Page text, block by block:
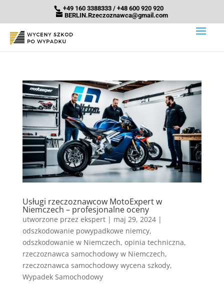
+49 160 3388333 / +48 600 920 920
BERLIN.Rzeczoznawca@gmail.com
Usługi rzeczoznawcow MotoExpert w
Niemczech – profesjonalne oceny
utworzone przez ekspert| maj 29, 2024|
odszkodowanie powypadkowe niemcy,
odszkodowanie w Niemczech, opinia techniczna,
rzeczoznawca samochodowy w Niemczech,
rzeczoznawca samochodowy wycena szkody,
Wypadek Samochodowy